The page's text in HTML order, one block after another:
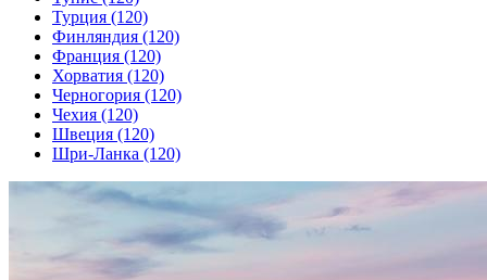
Турция (120)
Финляндия (120)
Франция (120)
Хорватия (120)
Черногория (120)
Чехия (120)
Швеция (120)
Шри-Ланка (120)